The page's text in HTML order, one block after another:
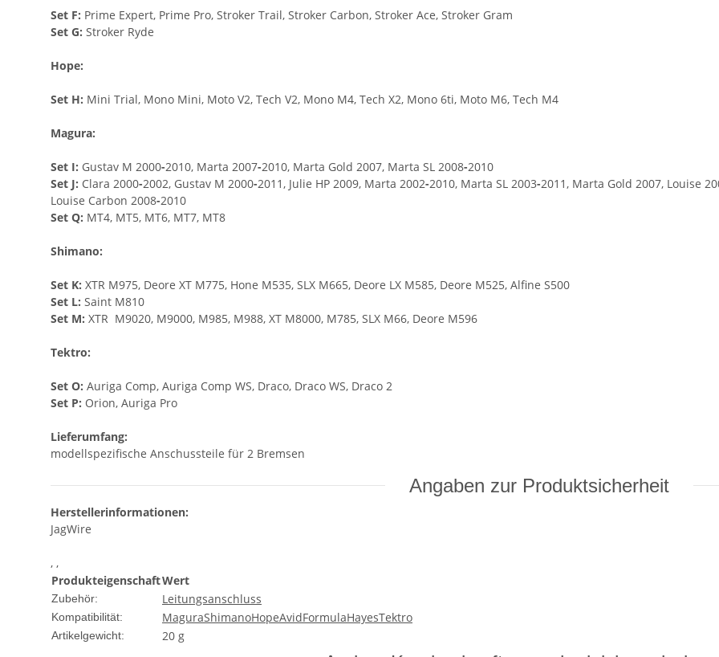
Set F: Prime Expert, Prime Pro, Stroker Trail, Stroker Carbon, Stroker Ace, Stroker Gram
Set G: Stroker Ryde
Hope:
Set H: Mini Trial, Mono Mini, Moto V2, Tech V2, Mono M4, Tech X2, Mono 6ti, Moto M6, Tech M4
Magura:
Set I: Gustav M 2000-2010, Marta 2007-2010, Marta Gold 2007, Marta SL 2008-2010
Set J: Clara 2000-2002, Gustav M 2000-2011, Julie HP 2009, Marta 2002-2010, Marta SL 2003-2011, Marta Gold 2007, Louise
Louise Carbon 2008-2010
Set Q: MT4, MT5, MT6, MT7, MT8
Shimano:
Set K: XTR M975, Deore XT M775, Hone M535, SLX M665, Deore LX M585, Deore M525, Alfine S500
Set L: Saint M810
Set M: XTR M9020, M9000, M985, M988, XT M8000, M785, SLX M66, Deore M596
Tektro:
Set O: Auriga Comp, Auriga Comp WS, Draco, Draco WS, Draco 2
Set P: Orion, Auriga Pro
Lieferumfang:
modellspezifische Anschussteile für 2 Bremsen
Angaben zur Produktsicherheit
Herstellerinformationen:
JagWire
, ,
ProdukteigenschaftWert
Zubehör: Leitungsanschluss
Kompatibilität: MaguraShimanoHopeAvidFormulaHayesTektro
Artikelgewicht: 20 g